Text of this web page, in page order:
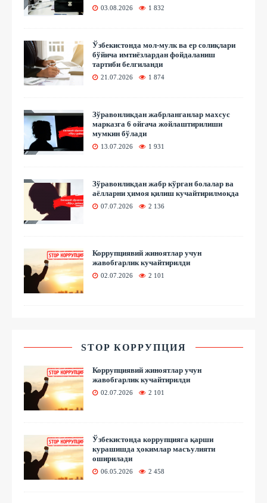
03.08.2026 1 832
Ўзбекистонда мол-мулк ва ер солиқлари
бўйича имтиёзлардан фойдаланиш
тартиби белгиланди
21.07.2026 1 874
Зўравонликдан жабрланганлар махсус
марказга 6 ойгача жойлаштирилиши
мумкин бўлади
13.07.2026 1 931
Зўравонликдан жабр кўрган болалар ва
аёлларни ҳимоя қилиш кучайтирилмоқда
07.07.2026 2 136
Коррупциявий жиноятлар учун
жавобгарлик кучайтирилди
02.07.2026 2 101
STOP КОРРУПЦИЯ
Коррупциявий жиноятлар учун
жавобгарлик кучайтирилди
02.07.2026 2 101
Ўзбекистонда коррупцияга қарши
курашишда ҳокимлар масъулияти
оширилади
06.05.2026 2 458